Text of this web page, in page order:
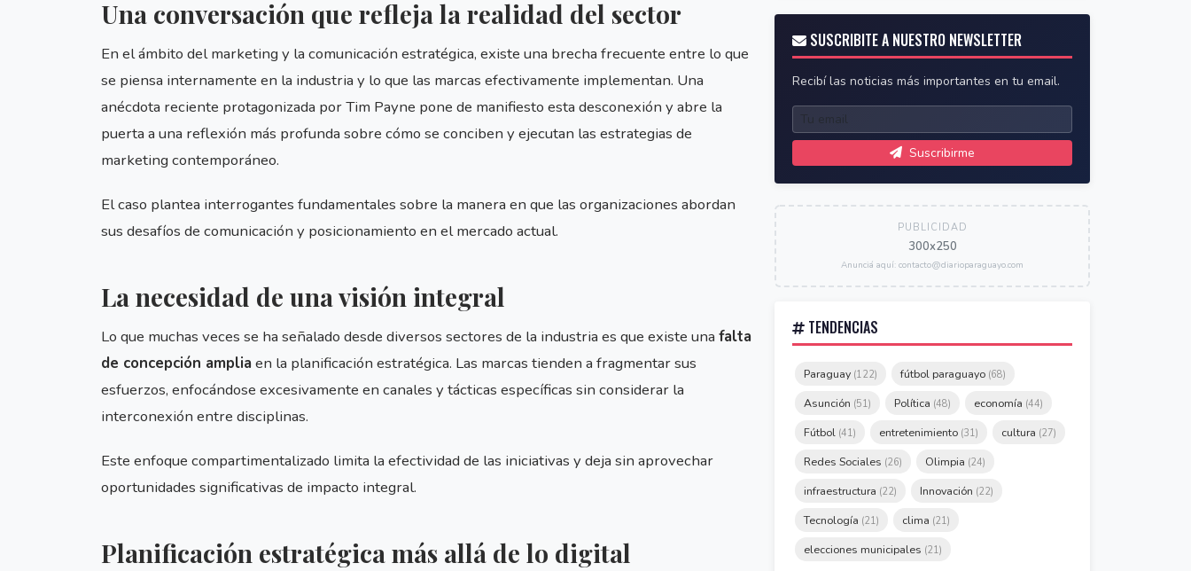
Una conversación que refleja la realidad del sector
En el ámbito del marketing y la comunicación estratégica, existe una brecha frecuente entre lo que
se piensa internamente en la industria y lo que las marcas efectivamente implementan. Una
anécdota reciente protagonizada por Tim Payne pone de manifiesto esta desconexión y abre la
puerta a una reflexión más profunda sobre cómo se conciben y ejecutan las estrategias de
marketing contemporáneo.
El caso plantea interrogantes fundamentales sobre la manera en que las organizaciones abordan
sus desafíos de comunicación y posicionamiento en el mercado actual.
La necesidad de una visión integral
Lo que muchas veces se ha señalado desde diversos sectores de la industria es que existe una falta
de concepción amplia en la planificación estratégica. Las marcas tienden a fragmentar sus
esfuerzos, enfocándose excesivamente en canales y tácticas específicas sin considerar la
interconexión entre disciplinas.
Este enfoque compartimentalizado limita la efectividad de las iniciativas y deja sin aprovechar
oportunidades significativas de impacto integral.
Planificación estratégica más allá de lo digital
SUSCRIBITE A NUESTRO NEWSLETTER
Recibí las noticias más importantes en tu email.
Suscribirme
PUBLICIDAD
300x250
Anunciá aquí: contacto@diarioparaguayo.com
TENDENCIAS
Paraguay (122) fútbol paraguayo (68)
Asunción (51) Política (48) economía (44)
Fútbol (41) entretenimiento (31) cultura (27)
Redes Sociales (26) Olimpia (24)
infraestructura (22) Innovación (22)
Tecnología (21) clima (21)
elecciones municipales (21)